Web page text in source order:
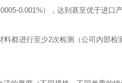
0.001%），达到甚至优于进口产
都进行至少2次检测（公司内部